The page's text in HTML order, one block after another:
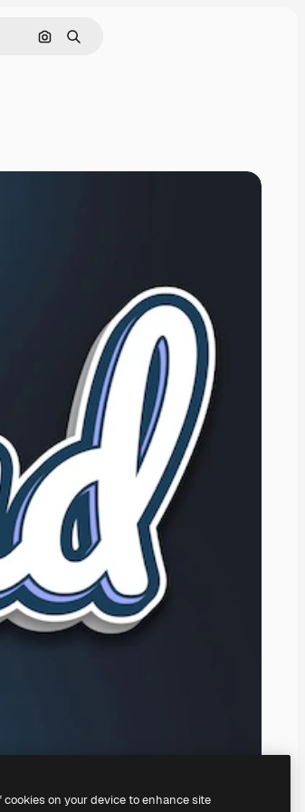
Cerca per immagine
Ricerca
on your device to enhance site